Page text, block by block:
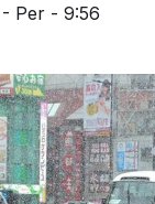
Per - 9:56